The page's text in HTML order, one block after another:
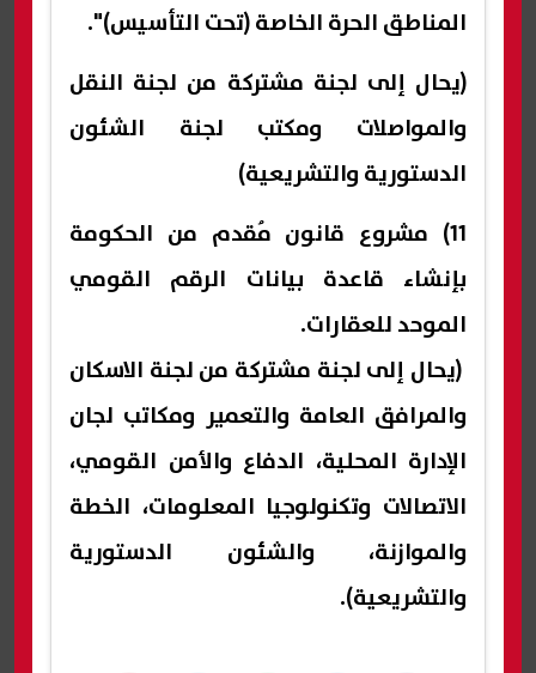
المناطق الحرة الخاصة (تحت التأسيس)".
(يحال إلى لجنة مشتركة من لجنة النقل
والمواصلات ومكتب لجنة الشئون
الدستورية والتشريعية)
11) مشروع قانون مُقدم من الحكومة
بإنشاء قاعدة بيانات الرقم القومي
الموحد للعقارات.
(يحال إلى لجنة مشتركة من لجنة الاسكان
والمرافق العامة والتعمير ومكاتب لجان
الإدارة المحلية، الدفاع والأمن القومي،
الاتصالات وتكنولوجيا المعلومات، الخطة
والموازنة، والشئون الدستورية
والتشريعية).